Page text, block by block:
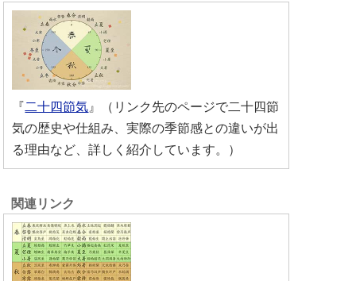
『二十四節気 』（リンク先のページで二十四節
気の歴史や仕組み、実際の季節感との違いが出
る理由など、詳しく紹介しています。）